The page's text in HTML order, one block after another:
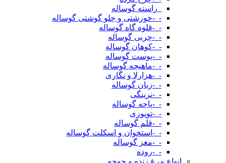
_راسته گوساله
-_-خورشتی و چلو گوشتی گوساله
-_-قلوه گاه گوساله
-_-چربی گوساله
-_-کوهان گوساله
-_-پوست گوساله
-_-ماهیچه گوساله
-_-هزارلا و نگاری
-_-زبان گوساله
-_-نرینگی
-_-پاچه گوساله
-_-توپوزی
-_-قلم گوساله
-_-استخوان و اسکلت گوساله
-_-مغز گوساله
-_-روده